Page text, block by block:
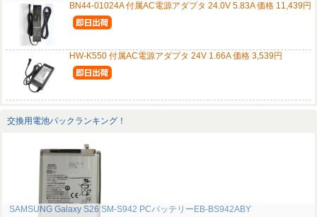
BN44-01024A 付属AC電源アダプタ 24.0V 5.83A 価格 11,439円
HW-K550 付属AC電源アダプタ 24V 1.66A 価格 3,539円
交換用電池パックランキング！
SAMSUNG Galaxy S26 SM-S942 PCバッテリーEB-BS942ABY